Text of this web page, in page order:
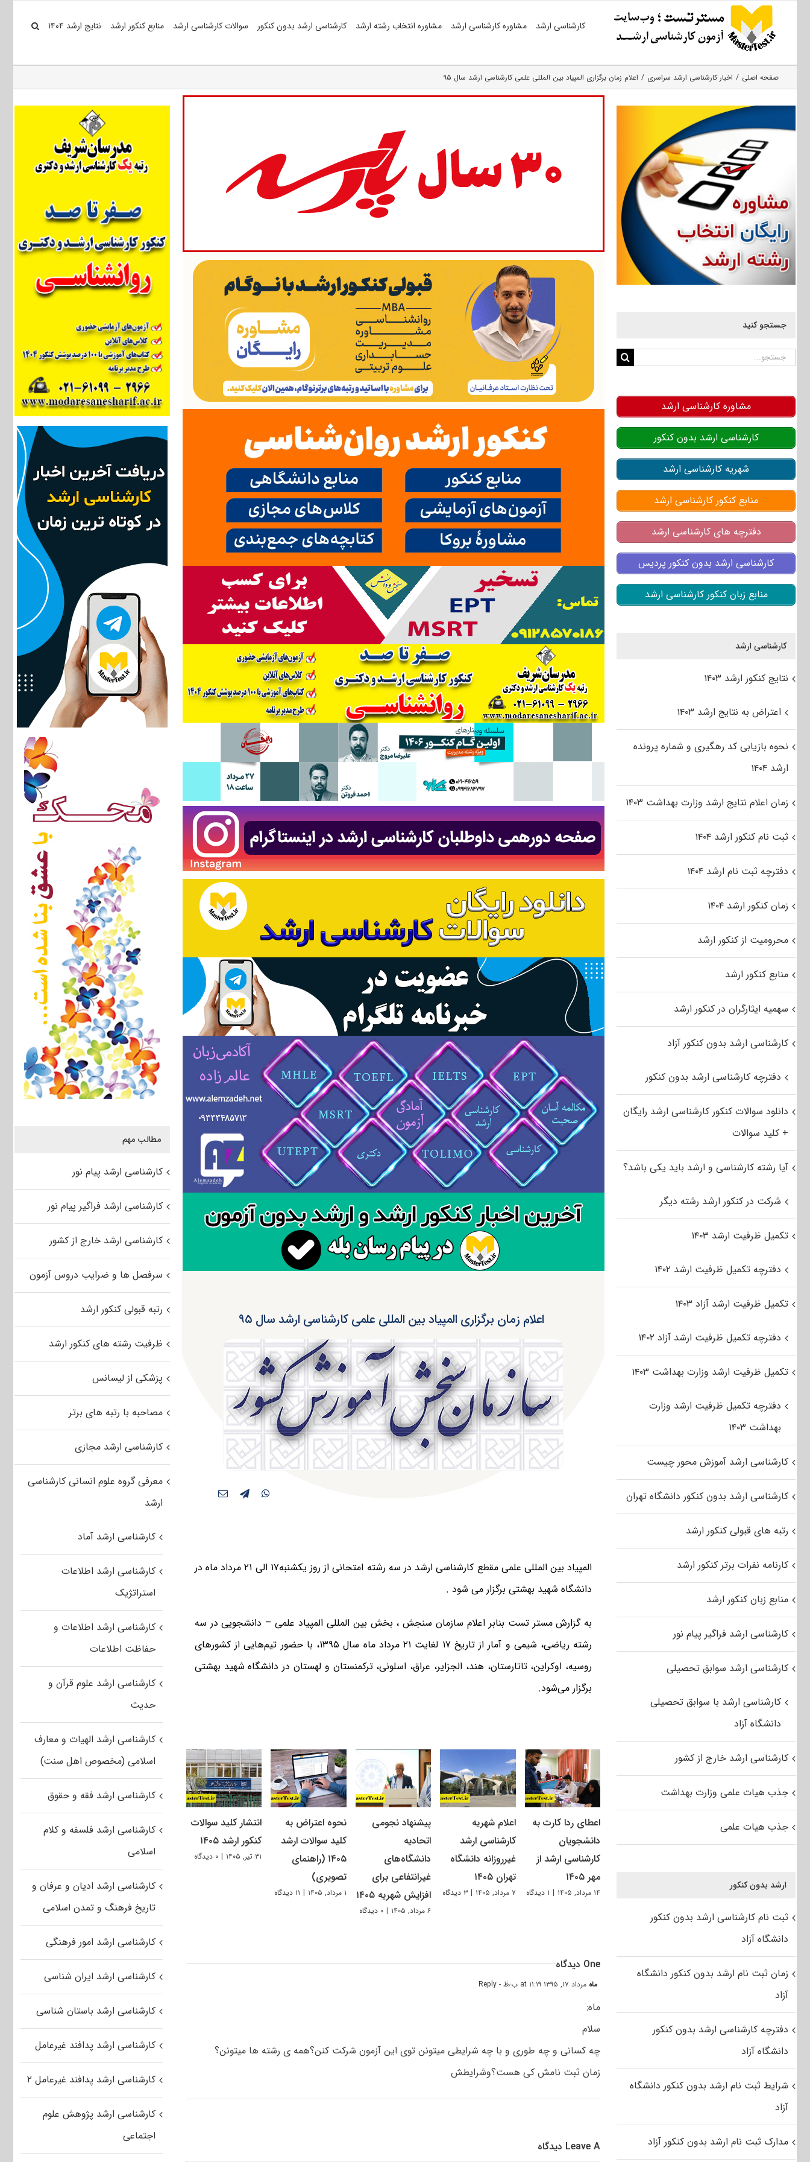
کارشناسی ارشد مشاوره کارشناسی ارشد مشاوره انتخاب رشته ارشد کارشناسی ارشد بدون کنکور سوالات کارشناسی ارشد منابع کنکور ارشد نتایج ارشد ۱۴۰۴
صفحه اصلی اخبار کارشناسی ارشد سراسری اعلام زمان برگزاری المپیاد بین المللی علمی کارشناسی ارشد سال ۹۵
اعلام زمان برگزاری المپیاد بین المللی علمی کارشناسی ارشد سال ۹۵
المپیاد بین المللی علمی مقطع کارشناسی ارشد در سه رشته امتحانی از روز یکشنبه۱۷ الی ۲۱ مرداد ماه در
دانشگاه شهید بهشتی برگزار می شود .
به گزارش مستر تست بنابر اعلام سازمان سنجش ، بخش بین المللی المپیاد علمی – دانشجویی در سه
رشته ریاضی، شیمی و آمار از تاریخ ۱۷ لغایت ۲۱ مرداد ماه سال ۱۳۹۵، با حضور تیم‌هایی از کشورهای
روسیه، اوکراین، تاتارستان، هند، الجزایر، عراق، اسلونی، ترکمنستان و لهستان در دانشگاه شهید بهشتی
برگزار می‌شود.
اعطای ردا کارت به
دانشجویان
کارشناسی ارشد از
مهر ۱۴۰۵
۱۴ مرداد, ۱۴۰۵ | ۱ دیدگاه
اعلام شهریه
کارشناسی ارشد
غیرروزانه دانشگاه
تهران ۱۴۰۵
۷ مرداد, ۱۴۰۵ | ۳ دیدگاه
پیشنهاد نجومی
اتحادیه
دانشگاه‌های
غیرانتفاعی برای
افزایش شهریه ۱۴۰۵
۶ مرداد, ۱۴۰۵ | ۰ دیدگاه
نحوه اعتراض به
کلید سوالات ارشد
۱۴۰۵ (راهنمای
تصویری)
۱ مرداد, ۱۴۰۵ | ۱۱ دیدگاه
انتشار کلید سوالات
کنکور ارشد ۱۴۰۵
۳۱ تیر, ۱۴۰۵ | ۰ دیدگاه
One دیدگاه
ماه مرداد ۱۷, ۱۳۹۵ at ۱۱:۱۹ ب٫ظ - Reply
ماه:
سلام
چه کسانی و چه طوری و با چه شرایطی میتونن توی این آزمون شرکت کنن؟همه ی رشته ها میتونن؟
زمان ثبت نامش کی هست؟وشرایطش
Leave A دیدگاه
مطالب مهم
کارشناسی ارشد پیام نور
کارشناسی ارشد فراگیر پیام نور
کارشناسی ارشد خارج از کشور
سرفصل ها و ضرایب دروس آزمون
رتبه قبولی کنکور ارشد
ظرفیت رشته های کنکور ارشد
پزشکی از لیسانس
مصاحبه با رتبه های برتر
کارشناسی ارشد مجازی
معرفی گروه علوم انسانی کارشناسی
ارشد
کارشناسی ارشد آماد
کارشناسی ارشد اطلاعات
استراتژیک
کارشناسی ارشد اطلاعات و
حفاظت اطلاعات
کارشناسی ارشد علوم قرآن و
حدیث
کارشناسی ارشد الهیات و معارف
اسلامی (مخصوص اهل سنت)
کارشناسی ارشد فقه و حقوق
کارشناسی ارشد فلسفه و کلام
اسلامی
کارشناسی ارشد ادیان و عرفان و
تاریخ فرهنگ و تمدن اسلامی
کارشناسی ارشد امور فرهنگی
کارشناسی ارشد ایران شناسی
کارشناسی ارشد باستان شناسی
کارشناسی ارشد پدافند غیرعامل
کارشناسی ارشد پدافند غیرعامل ۲
کارشناسی ارشد پژوهش علوم
اجتماعی
جستجو کنید
جستجو
مشاوره کارشناسی ارشد
کارشناسی ارشد بدون کنکور
شهریه کارشناسی ارشد
منابع کنکور کارشناسی ارشد
دفترچه های کارشناسی ارشد
کارشناسی ارشد بدون کنکور پردیس
منابع زبان کنکور کارشناسی ارشد
کارشناسی ارشد
نتایج کنکور ارشد ۱۴۰۳
اعتراض به نتایج ارشد ۱۴۰۳
نحوه بازیابی کد رهگیری و شماره پرونده
ارشد ۱۴۰۴
زمان اعلام نتایج ارشد وزارت بهداشت ۱۴۰۳
ثبت نام کنکور ارشد ۱۴۰۴
دفترچه ثبت نام ارشد ۱۴۰۴
زمان کنکور ارشد ۱۴۰۴
محرومیت از کنکور ارشد
منابع کنکور ارشد
سهمیه ایثارگران در کنکور ارشد
کارشناسی ارشد بدون کنکور آزاد
دفترچه کارشناسی ارشد بدون کنکور
دانلود سوالات کنکور کارشناسی ارشد رایگان
+ کلید سوالات
آیا رشته کارشناسی و ارشد باید یکی باشد؟
شرکت در کنکور ارشد رشته دیگر
تکمیل ظرفیت ارشد ۱۴۰۳
دفترچه تکمیل ظرفیت ارشد ۱۴۰۲
تکمیل ظرفیت ارشد آزاد ۱۴۰۳
دفترچه تکمیل ظرفیت ارشد آزاد ۱۴۰۲
تکمیل ظرفیت ارشد وزارت بهداشت ۱۴۰۳
دفترچه تکمیل ظرفیت ارشد وزارت
بهداشت ۱۴۰۳
کارشناسی ارشد آموزش محور چیست
کارشناسی ارشد بدون کنکور دانشگاه تهران
رتبه های قبولی کنکور ارشد
کارنامه نفرات برتر کنکور ارشد
منابع زبان کنکور ارشد
کارشناسی ارشد فراگیر پیام نور
کارشناسی ارشد سوابق تحصیلی
کارشناسی ارشد با سوابق تحصیلی
دانشگاه آزاد
کارشناسی ارشد خارج از کشور
جذب هیات علمی وزارت بهداشت
جذب هیات علمی
ارشد بدون کنکور
ثبت نام کارشناسی ارشد بدون کنکور
دانشگاه آزاد
زمان ثبت نام ارشد بدون کنکور دانشگاه
آزاد
دفترچه کارشناسی ارشد بدون کنکور
دانشگاه آزاد
شرایط ثبت نام ارشد بدون کنکور دانشگاه
آزاد
مدارک ثبت نام ارشد بدون کنکور آزاد